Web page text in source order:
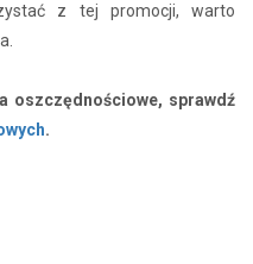
z tej promocji, warto
oszczędnościowe, sprawdź
.